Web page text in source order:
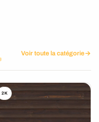
Voir toute la catégorie
2K